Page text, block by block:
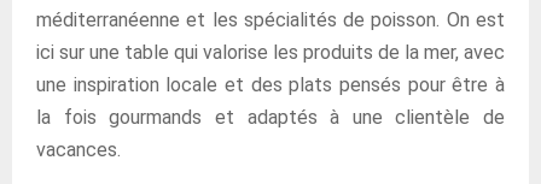
méditerranéenne et les spécialités de poisson. On est
ici sur une table qui valorise les produits de la mer, avec
une inspiration locale et des plats pensés pour être à
la fois gourmands et adaptés à une clientèle de
vacances.